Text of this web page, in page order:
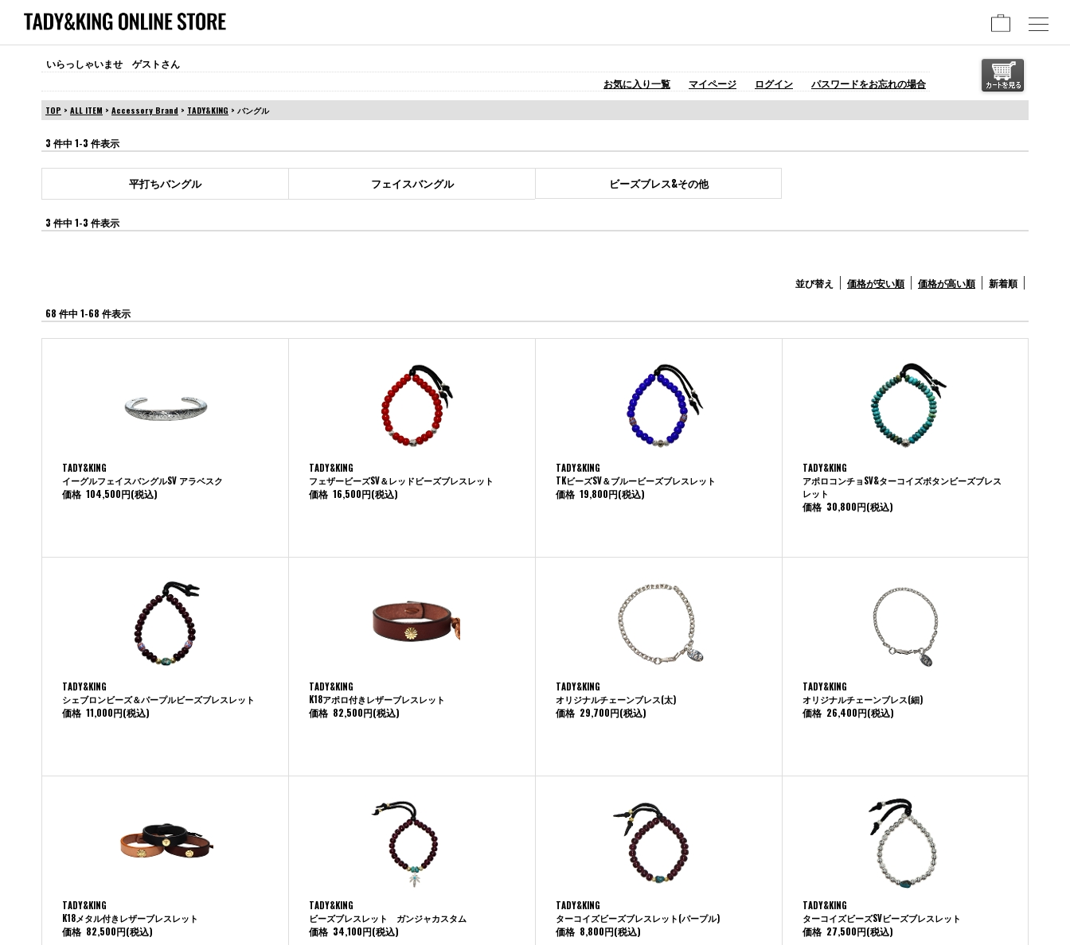
いらっしゃいませ ゲストさん
お気に入り一覧
マイページ ログイン パスワードをお忘れの場合
TOP > ALL ITEM > Accessory Brand > TADY&KING > バングル
3 件中 1-3 件表示
平打ちバングル フェイスバングル ビーズブレス&その他
3 件中 1-3 件表示
並び替え 価格が安い順 価格が高い順 新着順
68 件中 1-68 件表示
TADY&KING
イーグルフェイスバングルSV アラベスク
価格 104,500円(税込)
TADY&KING
フェザービーズSV＆レッドビーズブレスレット
価格 16,500円(税込)
TADY&KING
TKビーズSV＆ブルービーズブレスレット
価格 19,800円(税込)
TADY&KING
アポロコンチョSV&ターコイズボタンビーズブレス
レット
価格 30,800円(税込)
TADY&KING
シェブロンビーズ＆パープルビーズブレスレット
価格 11,000円(税込)
TADY&KING
K18アポロ付きレザーブレスレット
価格 82,500円(税込)
TADY&KING
オリジナルチェーンブレス(太)
価格 29,700円(税込)
TADY&KING
オリジナルチェーンブレス(細)
価格 26,400円(税込)
TADY&KING
K18メタル付きレザーブレスレット
価格 82,500円(税込)
TADY&KING
ビーズブレスレット ガンジャカスタム
価格 34,100円(税込)
TADY&KING
ターコイズビーズブレスレット(パープル)
価格 8,800円(税込)
TADY&KING
ターコイズビーズSVビーズブレスレット
価格 27,500円(税込)